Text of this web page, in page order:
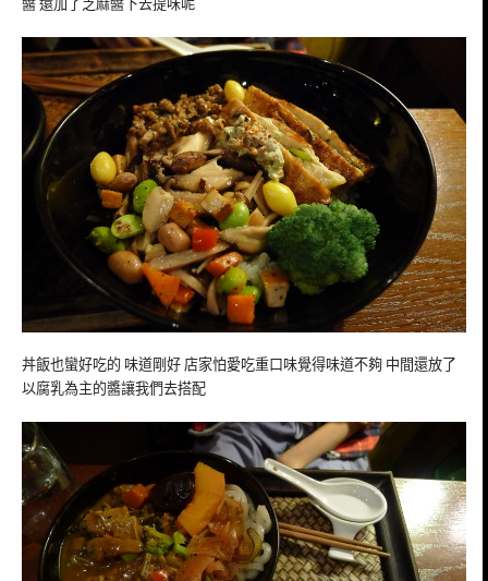
醬 還加了芝麻醬下去提味呢
丼飯也蠻好吃的 味道剛好 店家怕愛吃重口味覺得味道不夠 中間還放了
以腐乳為主的醬讓我們去搭配